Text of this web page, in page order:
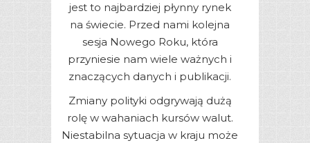
jest to najbardziej płynny rynek
na świecie. Przed nami kolejna
sesja Nowego Roku, która
przyniesie nam wiele ważnych i
znaczących danych i publikacji.
Zmiany polityki odgrywają dużą
rolę w wahaniach kursów walut.
Niestabilna sytuacja w kraju może